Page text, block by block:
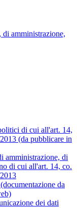
amministrazione,
di cui all'art. 14,
(da pubblicare in
amministrazione, di
di cui all'art. 14, co.
da
dei dati